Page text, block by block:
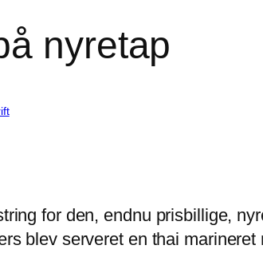
nyretap
for den, endnu prisbillige,
blev serveret en thai